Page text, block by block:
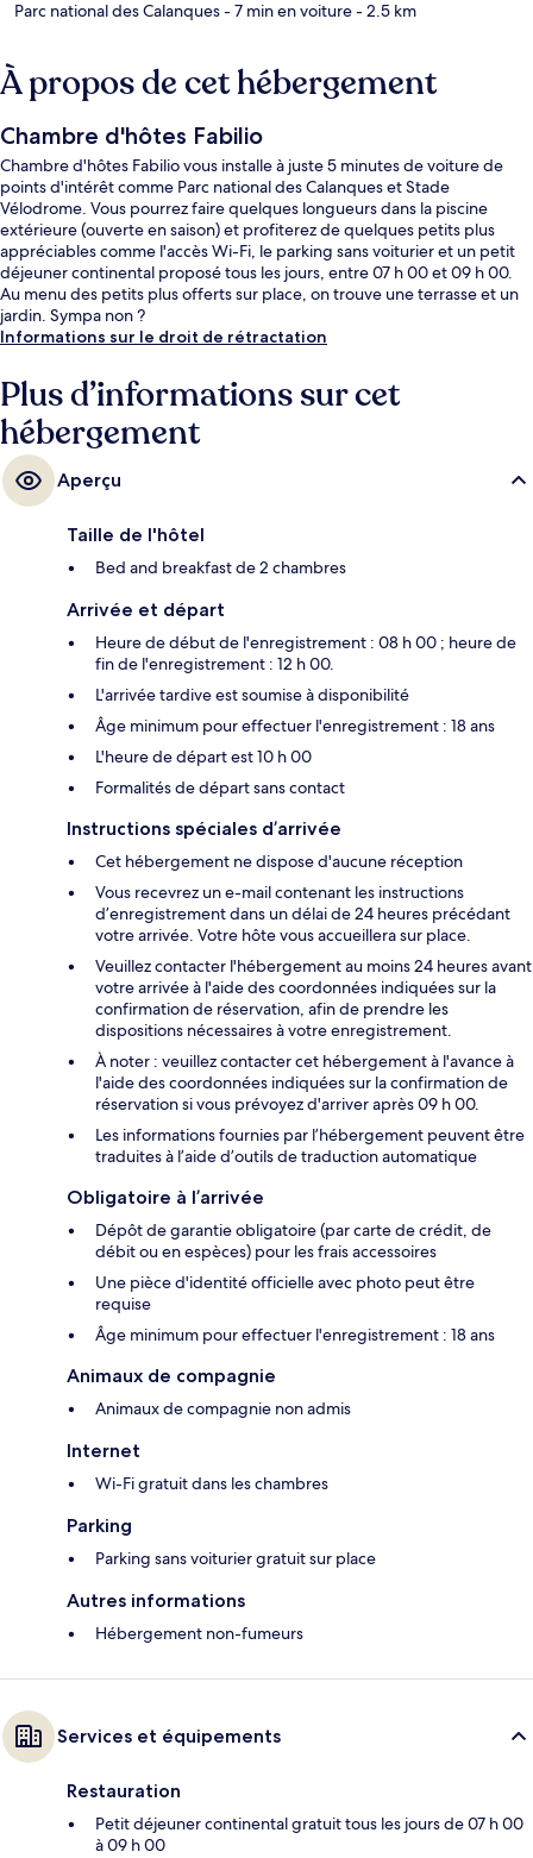
Parc national des Calanques- 7 min en voiture- 2.5 km
À propos de cet hébergement
Chambre d'hôtes Fabilio
Chambre d'hôtes Fabilio vous installe à juste 5 minutes de voiture de
points d'intérêt comme Parc national des Calanques et Stade
Vélodrome. Vous pourrez faire quelques longueurs dans la piscine
extérieure (ouverte en saison) et profiterez de quelques petits plus
appréciables comme l'accès Wi-Fi, le parking sans voiturier et un petit
déjeuner continental proposé tous les jours, entre 07 h 00 et 09 h 00.
Au menu des petits plus offerts sur place, on trouve une terrasse et un
jardin. Sympa non ?
Informations sur le droit de rétractation
Plus d’informations sur cet
hébergement
Aperçu
Taille de l'hôtel
Bed and breakfast de 2 chambres
Arrivée et départ
Heure de début de l'enregistrement : 08 h 00 ; heure de
fin de l'enregistrement : 12 h 00.
L'arrivée tardive est soumise à disponibilité
Âge minimum pour effectuer l'enregistrement : 18 ans
L'heure de départ est 10 h 00
Formalités de départ sans contact
Instructions spéciales d’arrivée
Cet hébergement ne dispose d'aucune réception
Vous recevrez un e-mail contenant les instructions
d’enregistrement dans un délai de 24 heures précédant
votre arrivée. Votre hôte vous accueillera sur place.
Veuillez contacter l'hébergement au moins 24 heures avant
votre arrivée à l'aide des coordonnées indiquées sur la
confirmation de réservation, afin de prendre les
dispositions nécessaires à votre enregistrement.
À noter : veuillez contacter cet hébergement à l'avance à
l'aide des coordonnées indiquées sur la confirmation de
réservation si vous prévoyez d'arriver après 09 h 00.
Les informations fournies par l’hébergement peuvent être
traduites à l’aide d’outils de traduction automatique
Obligatoire à l’arrivée
Dépôt de garantie obligatoire (par carte de crédit, de
débit ou en espèces) pour les frais accessoires
Une pièce d'identité officielle avec photo peut être
requise
Âge minimum pour effectuer l'enregistrement : 18 ans
Animaux de compagnie
Animaux de compagnie non admis
Internet
Wi-Fi gratuit dans les chambres
Parking
Parking sans voiturier gratuit sur place
Autres informations
Hébergement non-fumeurs
Services et équipements
Restauration
Petit déjeuner continental gratuit tous les jours de 07 h 00
à 09 h 00